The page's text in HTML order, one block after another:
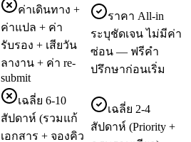
ค่าเดินทาง +
ค่าแปล + ค่า
รับรอง + เสียวัน
ลางาน + ค่า re-
submit
ราคา All-in
ระบุชัดเจน ไม่มีค่า
ซ่อน — ฟรีคำ
ปรึกษาก่อนเริ่ม
เฉลี่ย 6-10
สัปดาห์ (รวมแก้
เอกสาร + จองคิว
เฉลี่ย 2-4
สัปดาห์ (Priority +